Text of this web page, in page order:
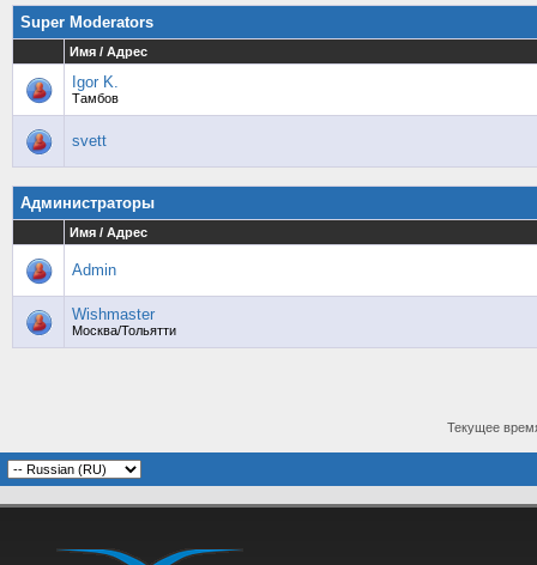
Super Moderators
Имя / Адрес
Igor K.
Тамбов
svett
Администраторы
Имя / Адрес
Admin
Wishmaster
Москва/Тольятти
Текущее